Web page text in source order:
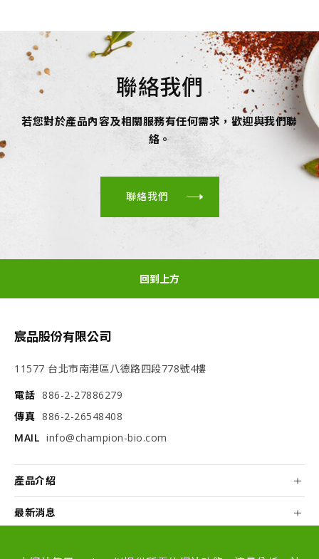
聯絡我們
若您對於產品內容及相關服務有任何需求，歡迎與我們聯
絡。
聯絡我們
回到上方
宸品股份有限公司
11577 台北市南港區八德路四段778號4樓
電話 886-2-27886279
傳真 886-2-26548408
MAIL info@champion-bio.com
產品介紹
最新消息